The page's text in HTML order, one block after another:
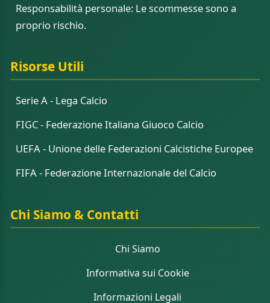
Responsabilità personale: Le scommesse sono a
proprio rischio.
Risorse Utili
Serie A - Lega Calcio
FIGC - Federazione Italiana Giuoco Calcio
UEFA - Unione delle Federazioni Calcistiche Europee
FIFA - Federazione Internazionale del Calcio
Chi Siamo & Contatti
Chi Siamo
Informativa sui Cookie
Informazioni Legali